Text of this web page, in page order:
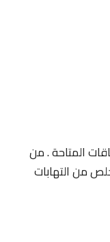
المتاحة . من
من التهابات